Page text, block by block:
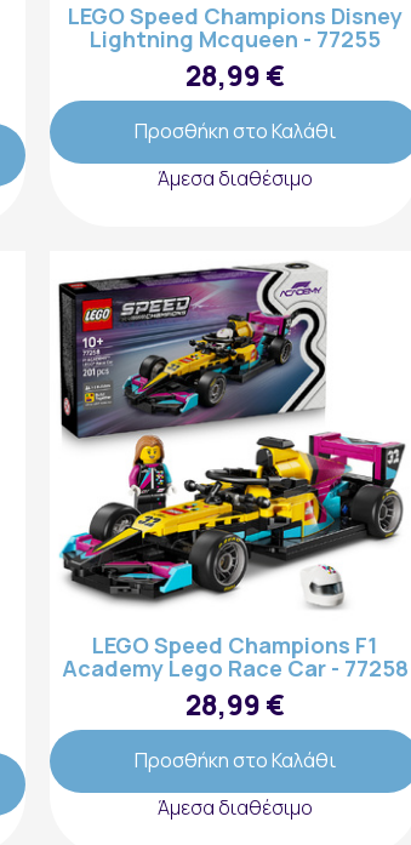
LEGO Speed Champions Disney
Lightning Mcqueen - 77255
28,99 €
Προσθήκη στο Καλάθι
Άμεσα διαθέσιμο
LEGO Speed Champions F1
Academy Lego Race Car - 77258
28,99 €
Προσθήκη στο Καλάθι
Άμεσα διαθέσιμο